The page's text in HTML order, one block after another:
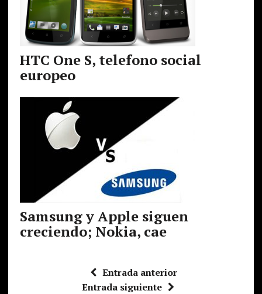
HTC One S, telefono social
europeo
Samsung y Apple siguen
creciendo; Nokia, cae
Entrada anterior
Entrada siguiente